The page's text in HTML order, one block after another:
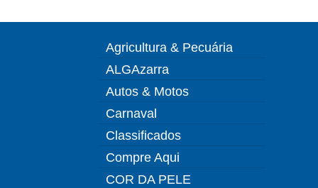
Agricultura & Pecuária
ALGAzarra
Autos & Motos
Carnaval
Classificados
Compre Aqui
COR DA PELE